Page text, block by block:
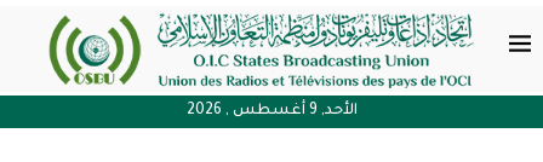
الأحد, 9 أغسطس , 2026